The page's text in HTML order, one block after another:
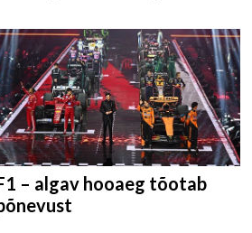
– algav hooaeg tõotab